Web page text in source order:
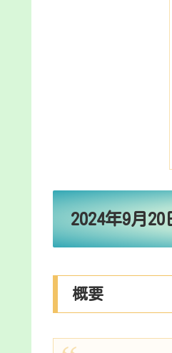
2024年9月
概要